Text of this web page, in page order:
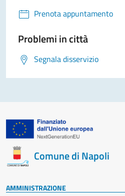
Prenota appuntamento
Problemi in città
Segnala disservizio
Comune di Napoli
AMMINISTRAZIONE